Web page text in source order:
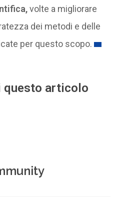
volte a migliorare
dei metodi e delle
per questo scopo.
questo articolo